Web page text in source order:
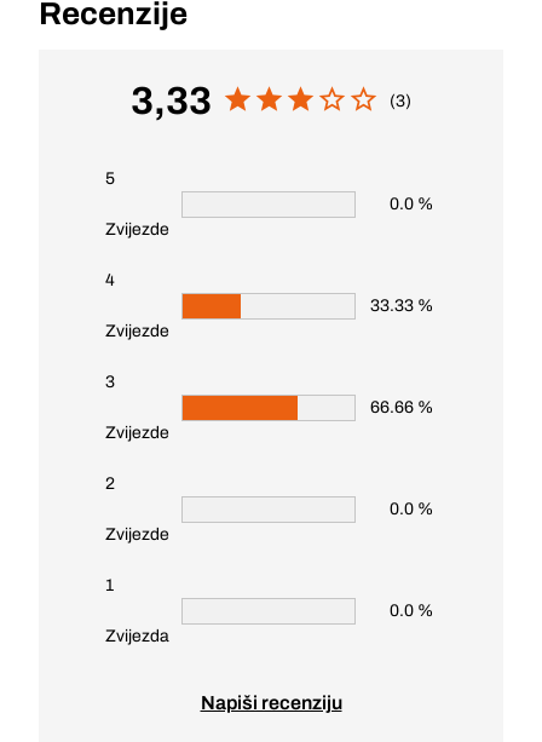
Recenzije
3,33 (3)
5
Zvijezde
0.0 %
4
Zvijezde
33.33 %
3
Zvijezde
66.66 %
2
Zvijezde
0.0 %
1
Zvijezda
0.0 %
Napiši recenziju